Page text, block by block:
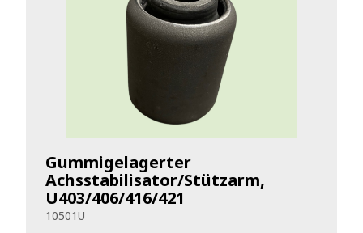
Gummigelagerter
Achsstabilisator/Stützarm,
U403/406/416/421
10501U